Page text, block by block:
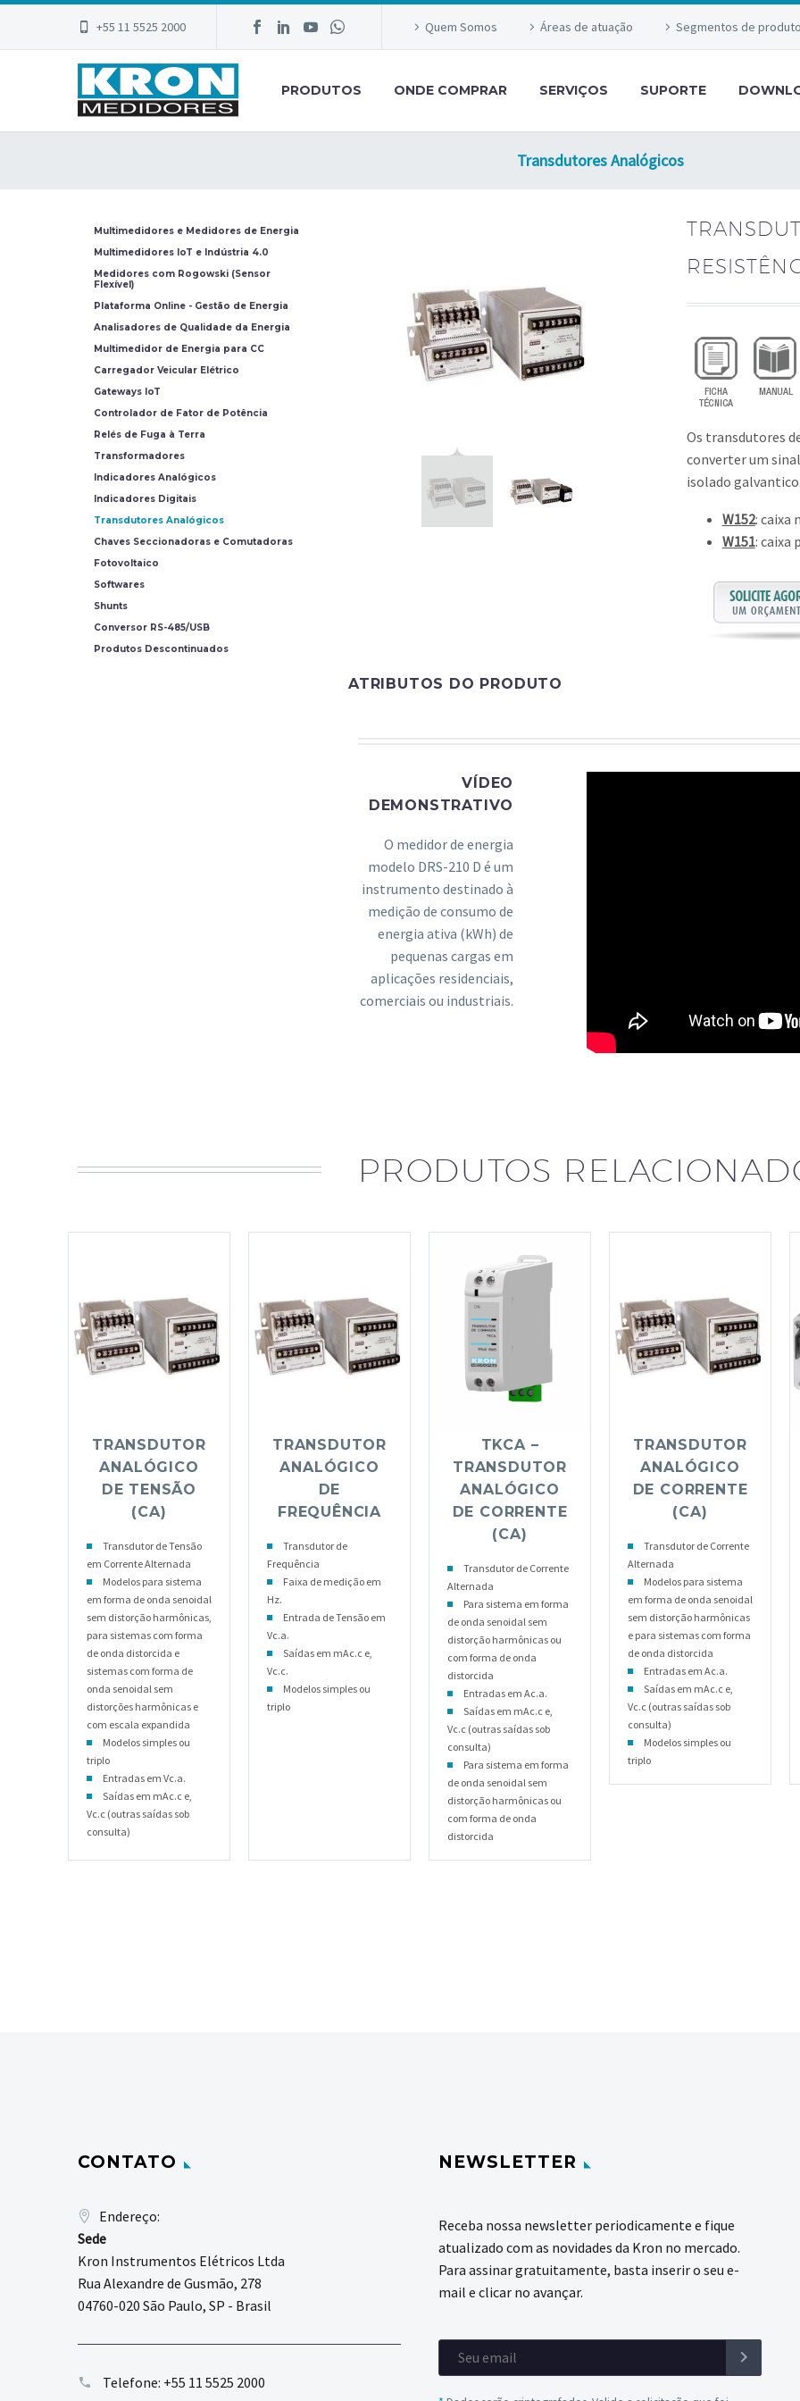
+55 11 5525 2000 Quem Somos Áreas de atuação Segmentos de
PRODUTOS ONDE COMPRAR SERVIÇOS SUPORTE
Transdutores Analógicos
Os transdutores
converter um
isolado
W152: caixa
W151: caixa
ATRIBUTOS DO PRODUTO
VÍDEO
DEMONSTRATIVO
O medidor de energia
modelo DRS-210 D é um
instrumento destinado à
medição de consumo de
energia ativa (kWh) de
pequenas cargas em
aplicações residenciais,
comerciais ou industriais.
Multimedidores e Medidores de Energia
Multimedidores IoT e Indústria 4.0
Medidores com Rogowski (Sensor
Flexível)
Plataforma Online - Gestão de Energia
Analisadores de Qualidade da Energia
Multimedidor de Energia para CC
Carregador Veicular Elétrico
Gateways IoT
Controlador de Fator de Potência
Relés de Fuga à Terra
Transformadores
Indicadores Analógicos
Indicadores Digitais
Transdutores Analógicos
Chaves Seccionadoras e Comutadoras
Fotovoltaico
Softwares
Shunts
Conversor RS-485/USB
Produtos Descontinuados
PRODUTOS
TRANSDUTOR
ANALÓGICO
DE TENSÃO
(CA)
Transdutor de Tensão
em Corrente Alternada
Modelos para sistema
em forma de onda senoidal
sem distorção harmônicas,
para sistemas com forma
de onda distorcida e
sistemas com forma de
onda senoidal sem
distorções harmônicas e
com escala expandida
Modelos simples ou
triplo
Entradas em Vc.a.
Saídas em mAc.c e,
Vc.c (outras saídas sob
consulta)
TRANSDUTOR
ANALÓGICO
DE
FREQUÊNCIA
Transdutor de
Frequência
Faixa de medição em
Hz.
Entrada de Tensão em
Vc.a.
Saídas em mAc.c e,
Vc.c.
Modelos simples ou
triplo
TKCA –
TRANSDUTOR
ANALÓGICO
DE CORRENTE
(CA)
Transdutor de Corrente
Alternada
Para sistema em forma
de onda senoidal sem
distorção harmônicas ou
com forma de onda
distorcida
Entradas em Ac.a.
Saídas em mAc.c e,
Vc.c (outras saídas sob
consulta)
Para sistema em forma
de onda senoidal sem
distorção harmônicas ou
com forma de onda
distorcida
TRANSDUTOR
ANALÓGICO
DE CORRENTE
(CA)
Transdutor de Corrente
Alternada
Modelos para sistema
em forma de onda senoidal
sem distorção harmônicas
e para sistemas com forma
de onda distorcida
Entradas em Ac.a.
Saídas em mAc.c e,
Vc.c (outras saídas sob
consulta)
Modelos simples ou
triplo
CONTATO
Endereço:
Sede
Kron Instrumentos Elétricos Ltda
Rua Alexandre de Gusmão, 278
04760-020 São Paulo, SP - Brasil
Telefone: +55 11 5525 2000
NEWSLETTER
Receba nossa newsletter periodicamente e fique
atualizado com as novidades da Kron no mercado.
Para assinar gratuitamente, basta inserir o seu e-
mail e clicar no avançar.